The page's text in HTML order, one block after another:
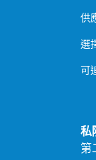
供
選
可
私
第